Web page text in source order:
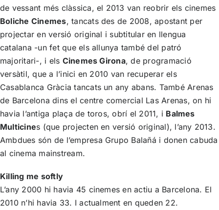
de vessant més clàssica, el 2013 van reobrir els cinemes
Boliche Cinemes, tancats des de 2008, apostant per
projectar en versió original i subtitular en llengua
catalana -un fet que els allunya també del patró
majoritari-, i els Cinemes Girona, de programació
versàtil, que a l’inici en 2010 van recuperar els
Casablanca Gràcia tancats un any abans. També Arenas
de Barcelona dins el centre comercial Las Arenas, on hi
havia l’antiga plaça de toros, obrí el 2011, i Balmes
Multicines (que projecten en versió original), l’any 2013.
Ambdues són de l’empresa Grupo Balañá i donen cabuda
al cinema mainstream.
Killing me softly
L’any 2000 hi havia 45 cinemes en actiu a Barcelona. El
2010 n’hi havia 33. I actualment en queden 22.